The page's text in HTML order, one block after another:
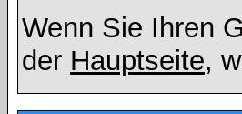
Wenn Sie Ihren
der Hauptseite,